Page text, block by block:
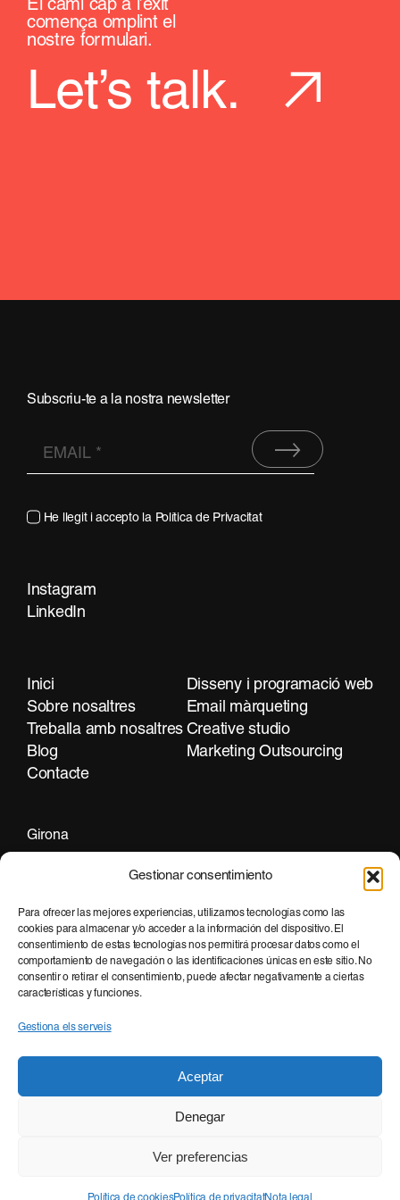
Gestionar consentimiento
Para ofrecer las mejores experiencias, utilizamos tecnologías como las
cookies para almacenar y/o acceder a la información del dispositivo. El
consentimiento de estas tecnologías nos permitirá procesar datos como el
comportamiento de navegación o las identificaciones únicas en este sitio. No
consentir o retirar el consentimiento, puede afectar negativamente a ciertas
características y funciones.
Gestiona els serveis
Aceptar
Denegar
Ver preferencias
Política de cookiesPolítica de privacitatNota legal
El camí cap a l’èxit
comença omplint el
nostre formulari.
Let’s talk.
Subscriu-te a la nostra newsletter
He llegit i accepto la Política de Privacitat
Instagram
LinkedIn
Inici
Sobre nosaltres
Treballa amb nosaltres
Blog
Contacte
Disseny i programació web
Email màrqueting
Creative studio
Marketing Outsourcing
Girona
Barcelona
+34 935 951 500